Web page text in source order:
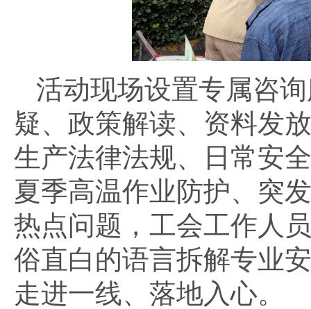
活动现场设置专属咨
疑、政策解读、资料发
生产法律法规、日常安
夏季高温作业防护、突
热点问题，工会工作人
俗直白的语言拆解专业
走进一线、落地入心。